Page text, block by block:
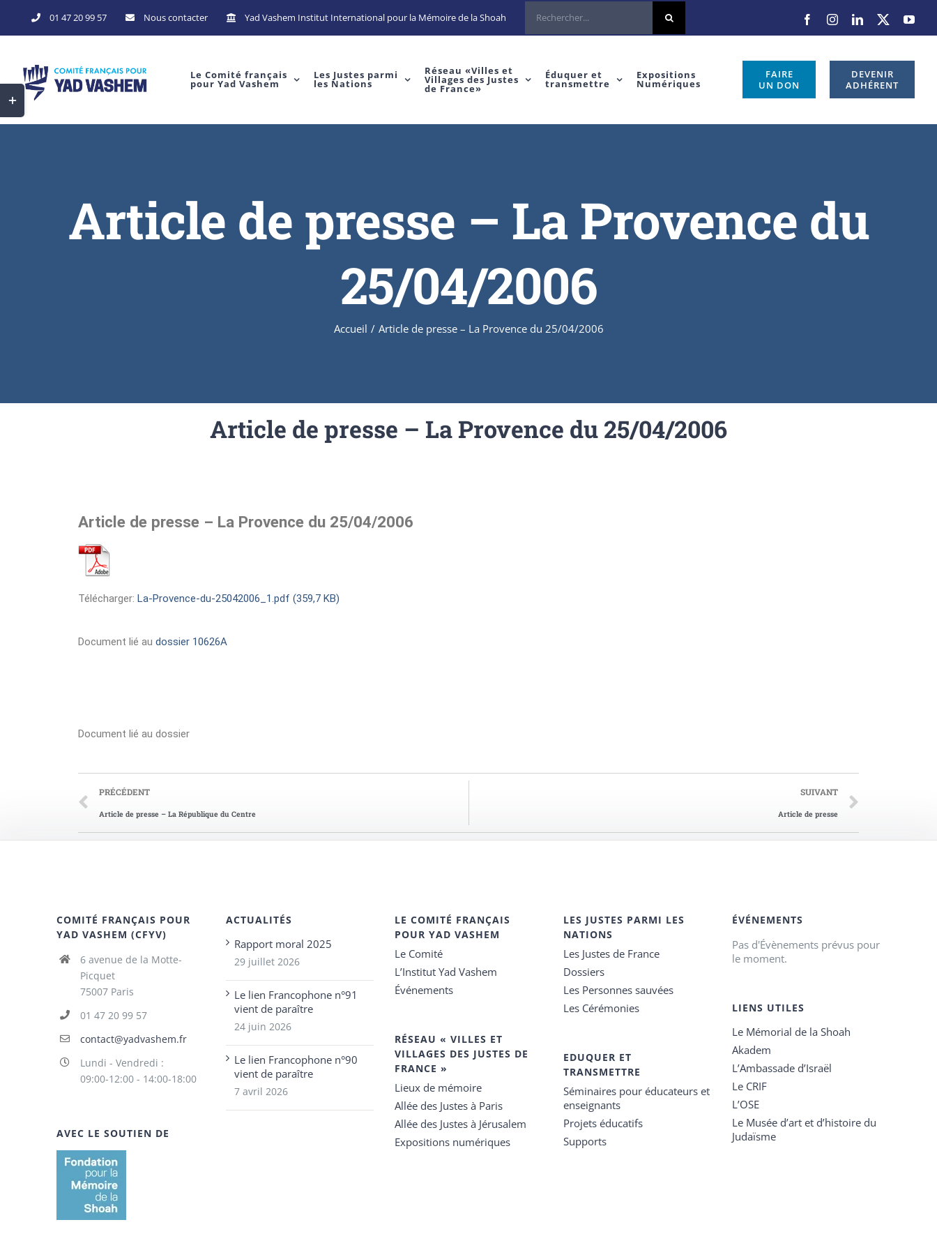
01 47 20 99 57 Nous contacter Yad Vashem Institut International pour la Mémoire de la Shoah
Le Comité français
pour Yad Vashem
Les Justes parmi
les Nations
Réseau «Villes et
Villages des Justes
de France»
Éduquer et
transmettre
Expositions
Numériques
FAIRE
UN DON
DEVENIR
ADHÉRENT
Article de presse – La Provence du
25/04/2006
Accueil / Article de presse – La Provence du 25/04/2006
Article de presse – La Provence du 25/04/2006
Article de presse – La Provence du 25/04/2006
Télécharger: La-Provence-du-25042006_1.pdf (359,7 KB)
Document lié au dossier 10626A
Document lié au dossier
PRÉCÉDENT
Article de presse – La République du Centre
SUIVANT
Article de presse
COMITÉ FRANÇAIS POUR
YAD VASHEM (CFYV)
6 avenue de la Motte-
Picquet
75007 Paris
01 47 20 99 57
contact@yadvashem.fr
Lundi - Vendredi :
09:00-12:00 - 14:00-18:00
AVEC LE SOUTIEN DE
ACTUALITÉS
Rapport moral 2025
29 juillet 2026
Le lien Francophone n°91
vient de paraître
24 juin 2026
Le lien Francophone n°90
vient de paraître
7 avril 2026
LE COMITÉ FRANÇAIS
POUR YAD VASHEM
Le Comité
L’Institut Yad Vashem
Événements
RÉSEAU « VILLES ET
VILLAGES DES JUSTES DE
FRANCE »
Lieux de mémoire
Allée des Justes à Paris
Allée des Justes à Jérusalem
Expositions numériques
LES JUSTES PARMI LES
NATIONS
Les Justes de France
Dossiers
Les Personnes sauvées
Les Cérémonies
EDUQUER ET
TRANSMETTRE
Séminaires pour éducateurs et
enseignants
Projets éducatifs
Supports
ÉVÉNEMENTS
Pas d'Évènements prévus pour
le moment.
LIENS UTILES
Le Mémorial de la Shoah
Akadem
L’Ambassade d’Israël
Le CRIF
L’OSE
Le Musée d’art et d’histoire du
Judaïsme